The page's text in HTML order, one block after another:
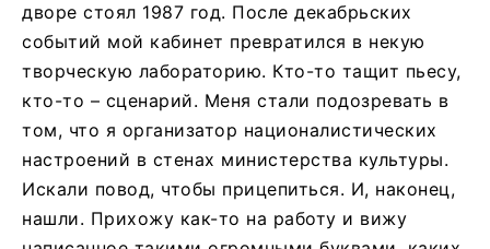
дворе стоял 1987 год. После декабрьских
событий мой кабинет превратился в некую
творческую лабораторию. Кто-то тащит пьесу,
кто-то – сценарий. Меня стали подозревать в
том, что я организатор националистических
настроений в стенах министерства культуры.
Искали повод, чтобы прицепиться. И, наконец,
нашли. Прихожу как-то на работу и вижу